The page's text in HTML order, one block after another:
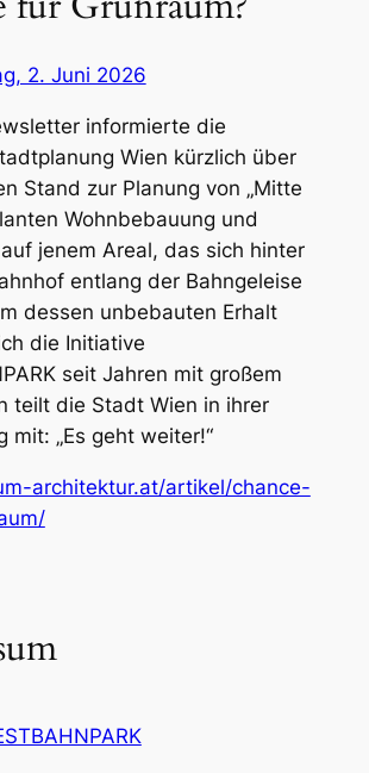
2. Juni 2026
informierte die
Wien kürzlich über
Stand zur Planung von „Mitte
Wohnbebauung und
jenem Areal, das sich hinter
entlang der Bahngeleise
dessen unbebauten Erhalt
die Initiative
seit Jahren mit großem
teilt die Stadt Wien in ihrer
mit: „Es geht weiter!“
architektur.at/artikel/chance-